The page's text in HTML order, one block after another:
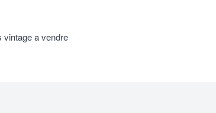
vintage a vendre